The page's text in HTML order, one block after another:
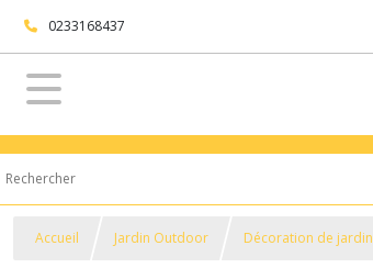
0233168437
Accueil Jardin Outdoor Décoration de jardin